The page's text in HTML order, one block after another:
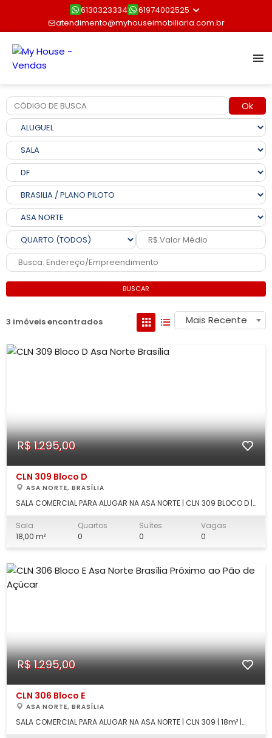
6130323334
61974002525
atendimento@myhouseimobiliaria.com.br
Ok
BUSCAR
3 imóveis encontrados Mais Recente
R$ 1.295,00
CLN 309 Bloco D
ASA NORTE, BRASÍLIA
SALA COMERCIAL PARA ALUGAR NA ASA NORTE | CLN 309 BLOCO D |
oportunidade para instalar sua empresa em uma das regiões
mais valorizadas e movimentadas da Asa Norte. Sala
Sala
18,00 m²
Quartos
0
Suítes
0
Vagas
0
R$ 1.295,00
CLN 306 Bloco E
ASA NORTE, BRASÍLIA
SALA COMERCIAL PARA ALUGAR NA ASA NORTE | CLN 309 | 18m² |